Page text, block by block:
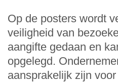
Op de posters wordt
veiligheid van
aangifte gedaan en
opgelegd.
aansprakelijk zijn